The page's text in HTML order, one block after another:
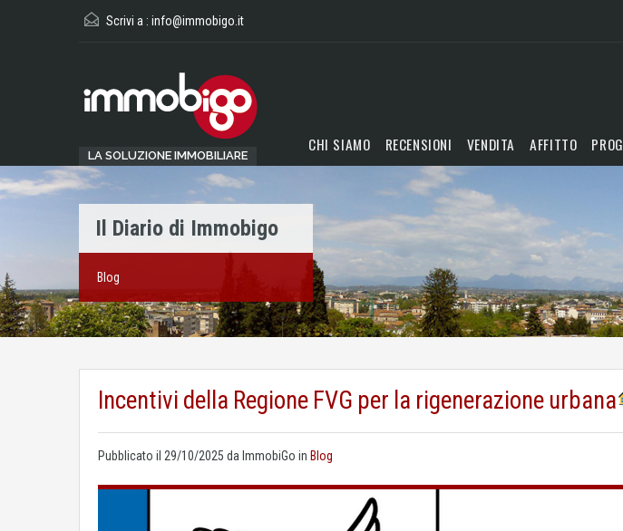
Scrivi a : info@immobigo.it
LA SOLUZIONE IMMOBILIARE
CHI SIAMO RECENSIONI VENDITA AFFITTO
Il Diario di Immobigo
Blog
Incentivi della Regione FVG per la rigenerazione urbana
Pubblicato il 29/10/2025 da ImmobiGo in Blog